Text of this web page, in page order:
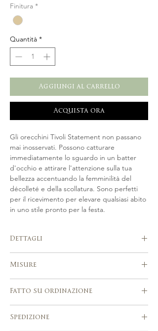
Finitura *
Quantità *
Aggiungi al carrello
Acquista ora
Gli orecchini Tivoli Statement non passano
mai inosservati. Possono catturare
immediatamente lo sguardo in un batter
d'occhio e attirare l'attenzione sulla tua
bellezza accentuando la femminilità del
décolleté e della scollatura. Sono perfetti
per il ricevimento per elevare qualsiasi abito
in uno stile pronto per la festa.
Dettagli
Realizzato a mano in tonalità oro o
argento, rifinito a mano con perle
Swarovski, elementi placcati oro.
Realizzato a mano utilizzando strumenti
Misure
Fatto su ordinazione
dopo l'acquisto per la realizzazione del
Spedizione